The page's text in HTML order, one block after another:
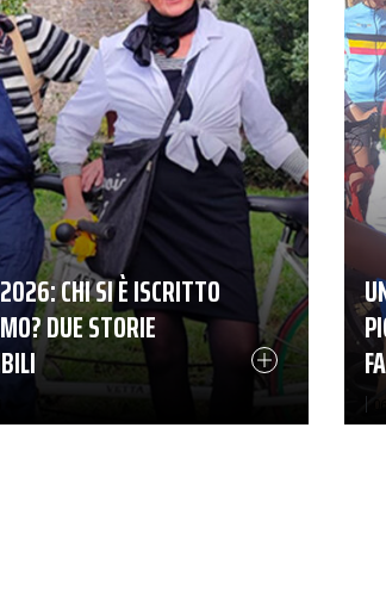
CHI SI È ISCRITTO
DUE STORIE